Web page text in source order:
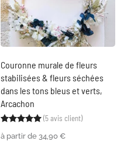
Couronne murale de fleurs
stabilisées & fleurs séchées
dans les tons bleus et verts,
Arcachon
Noté5.00sur 5
5
(5avis client)
à partir de 34,90 €